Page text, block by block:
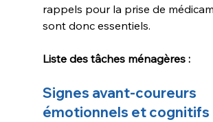
rappels pour la prise de
sont donc essentiels.
Liste des tâches ménagères :
Signes avant-coureurs
émotionnels et cognitifs